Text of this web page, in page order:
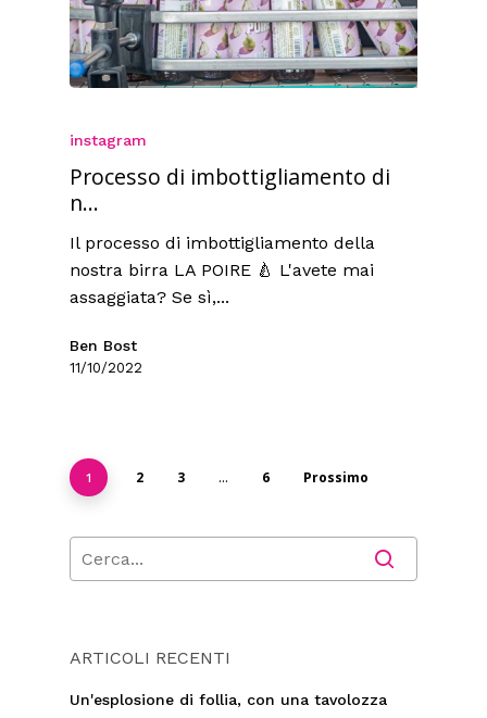
instagram
Processo di imbottigliamento di
n...
Il processo di imbottigliamento della
nostra birra LA POIRE 🍐 L'avete mai
assaggiata? Se sì,...
Ben Bost
11/10/2022
1 2 3 ... 6 Prossimo
ARTICOLI RECENTI
Un'esplosione di follia, con una tavolozza